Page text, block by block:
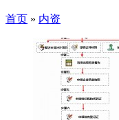
首页 » 内资